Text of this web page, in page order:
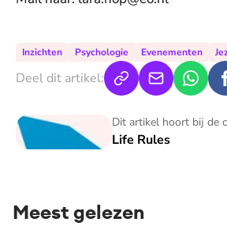
Inzichten Psychologie Evenementen
Deel dit artikel:
Dit artikel hoort bij de
Life Rules
Life Rules
Meest gelezen